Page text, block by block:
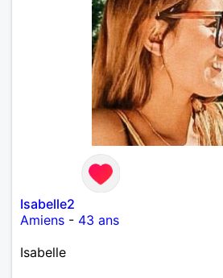
Isabelle2
Amiens - 43 ans
Isabelle